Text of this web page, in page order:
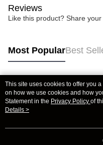
Reviews
Like this product? Share
Most PopularBest
Popular Tags
This site uses cookies to offer you
on how we use cookies and how
Statement in the Privacy Policy of
agree to our use of cookies as
Details >